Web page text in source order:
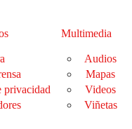
privacidad
Multimedia
Audios
Mapas
Videos
Viñetas